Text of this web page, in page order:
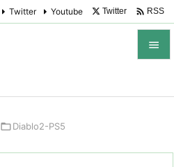

Twitter Youtube Twitter  RSS
Diablo2-PS5